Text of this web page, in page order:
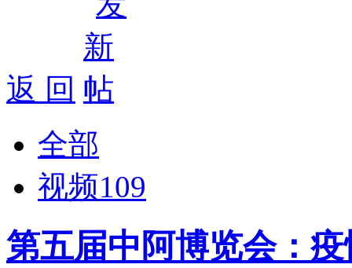
返 回
全部
视频109
第五届中阿博览会：